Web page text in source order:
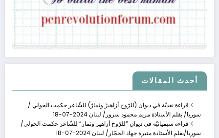
الأنساق البنيوية ف�
يناير 21, 2024
الأنساق البنيوية في ثلاثيات (مراوغة حلم) للكاتبة لين هاجر
أحدث المقالات
قراءة نقديّة في ديوان (للرّوح أزاهيرُ وثمارٌ) للشّاعر حكمت الخولي /
سوريا/ بقلم الأستاذة مريم محمود سرور/ لبنان2024-07-18
قراءة سيميائيّة في ديوان “للرّوح أزاهير وثمار” للشّاعر حكمت الخولي/
سوريا/بقلم الأستاذة منيرة جهاد الحجّار/ لبنان2024-07-18